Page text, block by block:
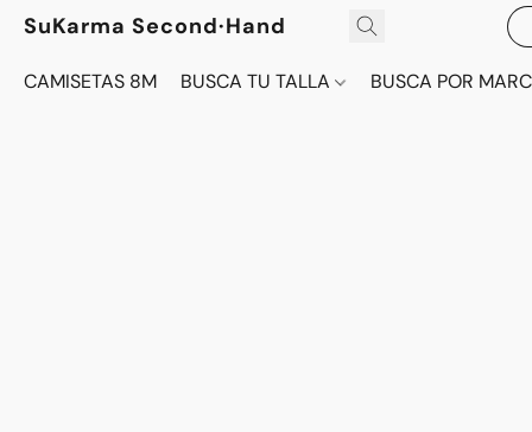
SuKarma Second·Hand
CAMISETAS 8M BUSCA TU TALLA BUSCA POR